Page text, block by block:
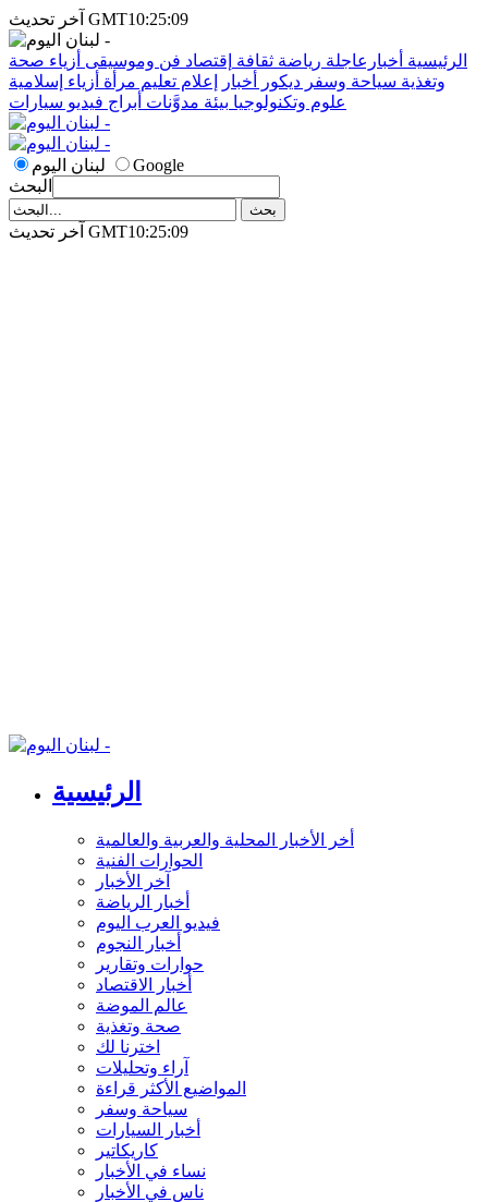
آخر تحديث GMT10:25:09
الرئيسية أخبارعاجلة رياضة ثقافة إقتصاد فن وموسيقى أزياء صحة
وتغذية سياحة وسفر ديكور أخبار إعلام تعليم مرأة أزياء إسلامية
علوم وتكنولوجيا بيئة مدوَّنات أبراج فيديو سيارات
لبنان اليوم
Google
البحث
آخر تحديث GMT10:25:09
الرئيسية
أخر الأخبار المحلية والعربية والعالمية
الحوارات الفنية
آخر الأخبار
أخبار الرياضة
فيديو العرب اليوم
أخبار النجوم
حوارات وتقارير
أخبار الاقتصاد
عالم الموضة
صحة وتغذية
اخترنا لك
آراء وتحليلات
المواضيع الأكثر قراءة
سياحة وسفر
أخبار السيارات
كاريكاتير
نساء في الأخبار
ناس في الأخبار